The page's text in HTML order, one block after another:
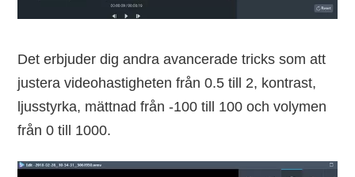
Det erbjuder dig andra avancerade tricks som att
justera videohastigheten från 0.5 till 2, kontrast,
ljusstyrka, mättnad från -100 till 100 och volymen
från 0 till 1000.